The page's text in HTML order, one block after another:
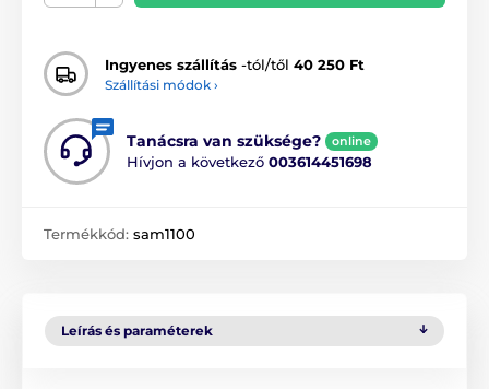
Ingyenes szállítás -tól/től 40 250 Ft
Szállítási módok ›
Tanácsra van szüksége? online
Hívjon a következő 003614451698
Termékkód: sam1100
Leírás és paraméterek